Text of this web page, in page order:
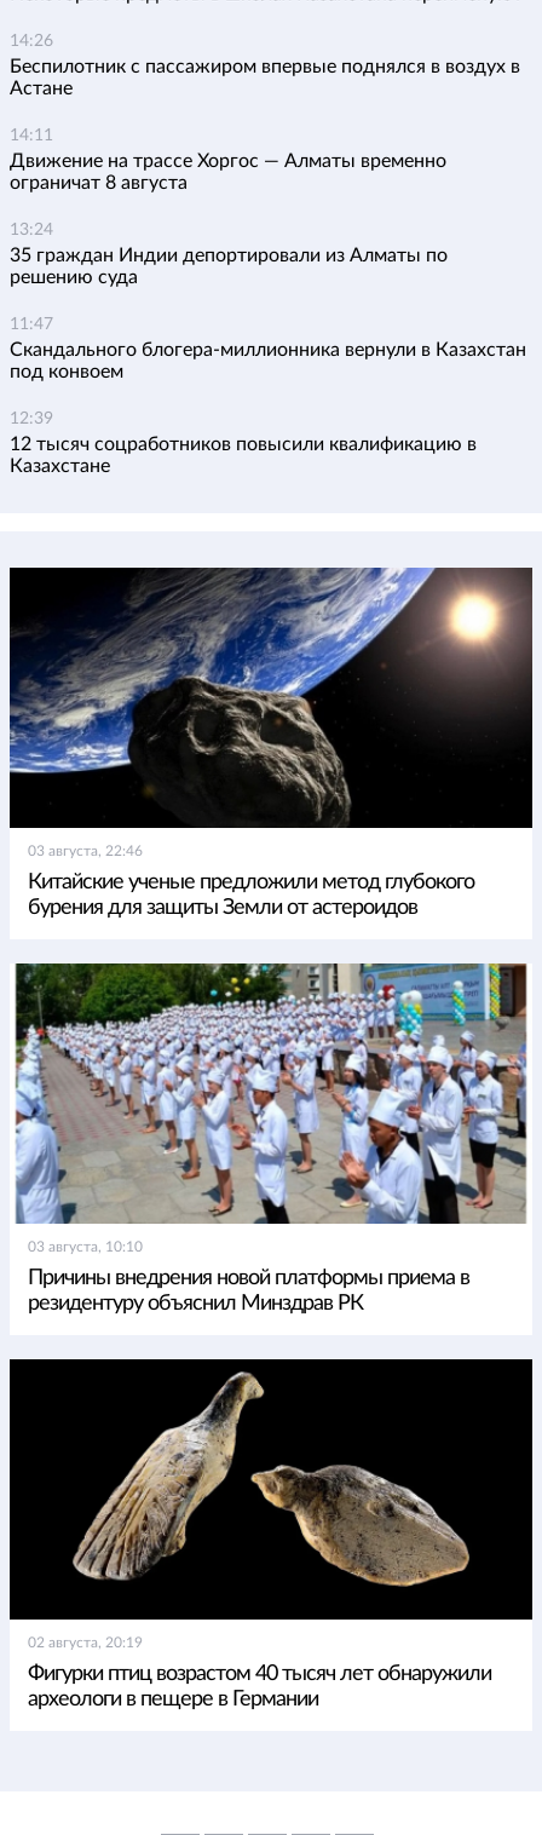
14:26
Беспилотник с пассажиром впервые поднялся в воздух в
Астане
14:11
Движение на трассе Хоргос — Алматы временно
ограничат 8 августа
13:24
35 граждан Индии депортировали из Алматы по
решению суда
11:47
Скандального блогера-миллионника вернули в Казахстан
под конвоем
12:39
12 тысяч соцработников повысили квалификацию в
Казахстане
03 августа, 22:46
Китайские ученые предложили метод глубокого
бурения для защиты Земли от астероидов
03 августа, 10:10
Причины внедрения новой платформы приема в
резидентуру объяснил Минздрав РК
02 августа, 20:19
Фигурки птиц возрастом 40 тысяч лет обнаружили
археологи в пещере в Германии